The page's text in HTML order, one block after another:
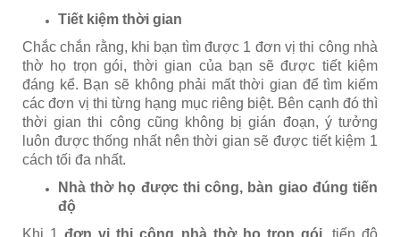
Tiết kiệm thời gian
Chắc chắn rằng, khi bạn tìm được 1 đơn vị thi công nhà
thờ họ trọn gói, thời gian của bạn sẽ được tiết kiệm
đáng kể. Bạn sẽ không phải mất thời gian để tìm kiếm
các đơn vị thi từng hạng mục riêng biệt. Bên cạnh đó thì
thời gian thi công cũng không bị gián đoạn, ý tưởng
luôn được thống nhất nên thời gian sẽ được tiết kiệm 1
cách tối đa nhất.
Nhà thờ họ được thi công, bàn giao đúng tiến
độ
Khi 1đơn vị thi công nhà thờ họ trọn gói, tiến độ